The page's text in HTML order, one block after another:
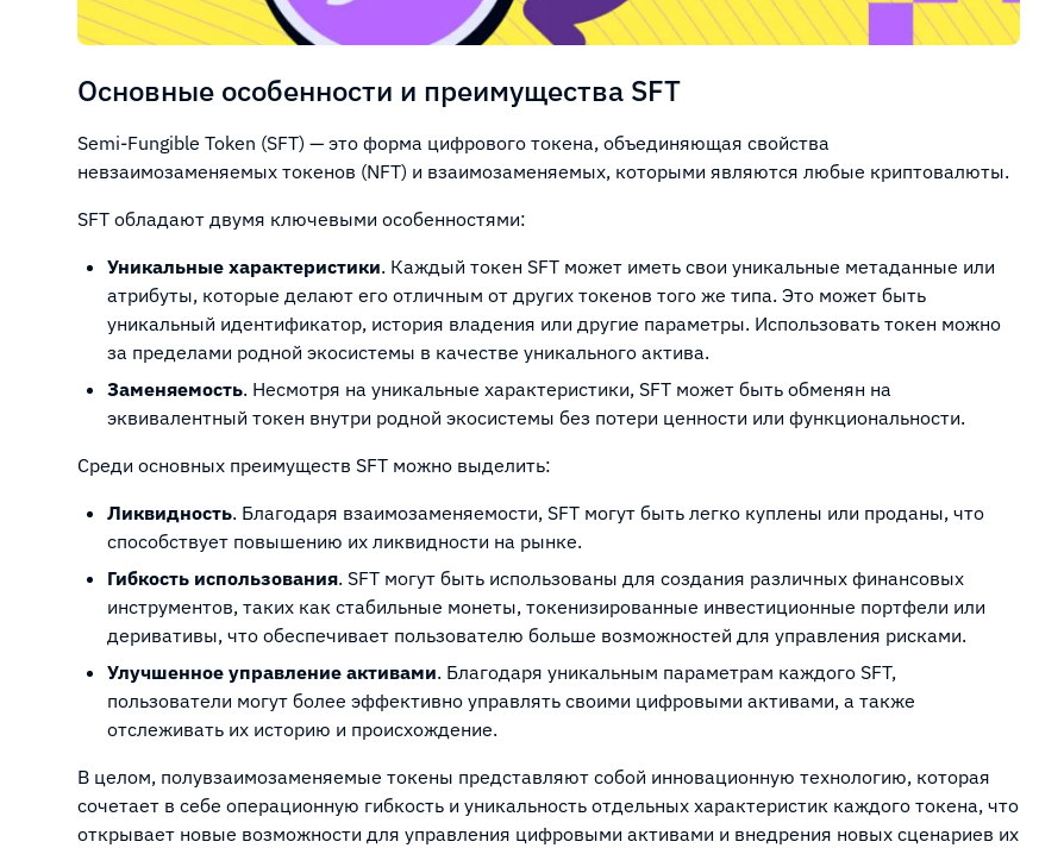
Основные особенности и преимущества SFT
Semi-Fungible Token (SFT) — это форма цифрового токена, объединяющая свойства
невзаимозаменяемых токенов (NFT) и взаимозаменяемых, которыми являются любые криптовалюты.
SFT обладают двумя ключевыми особенностями:
Уникальные характеристики. Каждый токен SFT может иметь свои уникальные метаданные или
атрибуты, которые делают его отличным от других токенов того же типа. Это может быть
уникальный идентификатор, история владения или другие параметры. Использовать токен можно
за пределами родной экосистемы в качестве уникального актива.
Заменяемость. Несмотря на уникальные характеристики, SFT может быть обменян на
эквивалентный токен внутри родной экосистемы без потери ценности или функциональности.
Среди основных преимуществ SFT можно выделить:
Ликвидность. Благодаря взаимозаменяемости, SFT могут быть легко куплены или проданы, что
способствует повышению их ликвидности на рынке.
Гибкость использования. SFT могут быть использованы для создания различных финансовых
инструментов, таких как стабильные монеты, токенизированные инвестиционные портфели или
деривативы, что обеспечивает пользователю больше возможностей для управления рисками.
Улучшенное управление активами. Благодаря уникальным параметрам каждого SFT,
пользователи могут более эффективно управлять своими цифровыми активами, а также
отслеживать их историю и происхождение.
В целом, полувзаимозаменяемые токены представляют собой инновационную технологию, которая
сочетает в себе операционную гибкость и уникальность отдельных характеристик каждого токена, что
открывает новые возможности для управления цифровыми активами и внедрения новых сценариев их